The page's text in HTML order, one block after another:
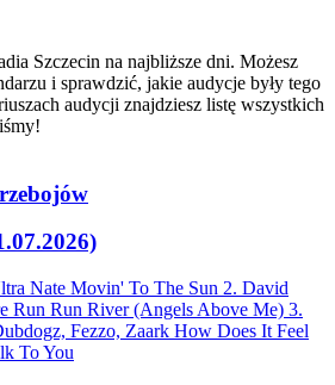
Szczecin na najbliższe dni. Możesz
i sprawdzić, jakie audycje były tego
audycji znajdziesz listę wszystkich
Nate Movin' To The Sun 2. David
Run Run River (Angels Above Me) 3.
Fezzo, Zaark How Does It Feel
To You